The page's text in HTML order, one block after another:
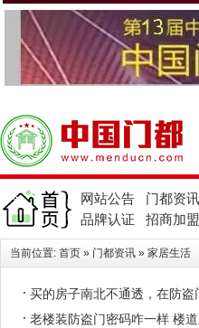
网站公告 门都资讯
品牌认证
招商加盟
当前位置: 首页 » 门都资讯 » 家居生活
买的房子南北不通透，在防盗
老楼装防盗门密码咋一样 楼